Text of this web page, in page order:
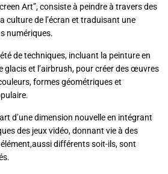
Art”, consiste à peindre à travers des
culture de l’écran et traduisant une
numériques.
de techniques, incluant la peinture en
glacis et l’airbrush, pour créer des œuvres
formes géométriques et
d’une dimension nouvelle en intégrant
des jeux vidéo, donnant vie à des
différents soit-ils, sont